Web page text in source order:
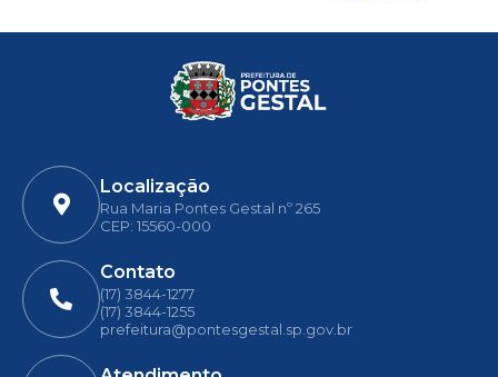
Localização
Rua Maria Pontes Gestal nº 265
CEP: 15560-000
Contato
(17) 3844-1277
(17) 3844-1255
prefeitura@pontesgestal.sp.gov.br